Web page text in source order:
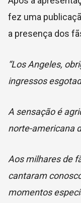
fez uma
a presença dos
“Los Angeles,
ingressos
A sensação é
norte-americana
Aos milhares de
cantaram
momentos